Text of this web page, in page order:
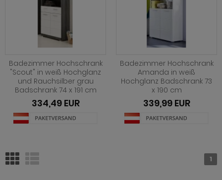
Badezimmer Hochschrank
"Scout" in weiß Hochglanz
und Rauchsilber grau
Badschrank 74 x 191 cm
334,49 EUR
Badezimmer Hochschrank
Amanda in weiß
Hochglanz Badschrank 73
x 190 cm
339,99 EUR
1